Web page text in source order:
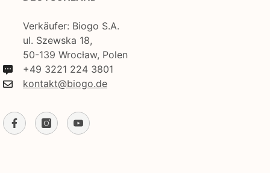
Verkäufer: Biogo S.A.
ul. Szewska 18,
50-139 Wrocław, Polen
+49 3221 224 3801
kontakt@biogo.de